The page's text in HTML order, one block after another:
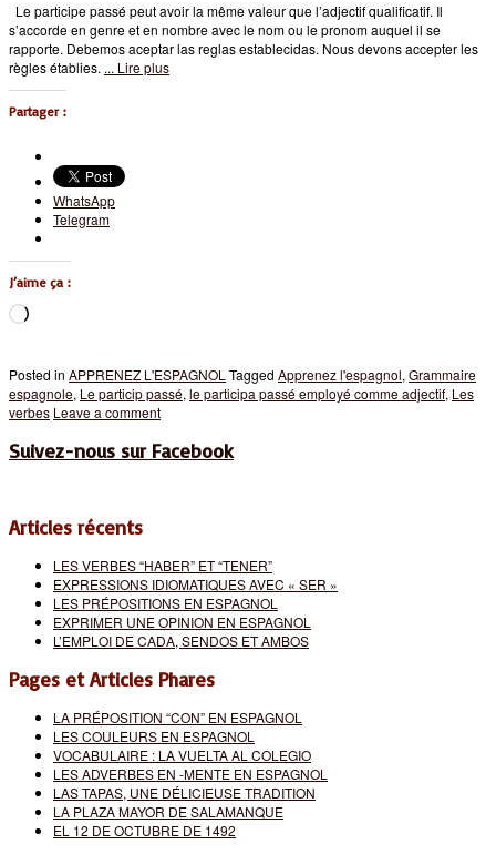
Le participe passé peut avoir la même valeur que l’adjectif qualificatif. Il
s’accorde en genre et en nombre avec le nom ou le pronom auquel il se
rapporte. Debemos aceptar las reglas establecidas. Nous devons accepter les
règles établies. ... Lire plus
Partager :
WhatsApp
Telegram
J’aime ça :
Chargement…
Posted in APPRENEZ L'ESPAGNOL Tagged Apprenez l'espagnol, Grammaire
espagnole, Le particip passé, le participa passé employé comme adjectif, Les
verbes Leave a comment
Suivez-nous sur Facebook
Articles récents
LES VERBES “HABER” ET “TENER”
EXPRESSIONS IDIOMATIQUES AVEC « SER »
LES PRÉPOSITIONS EN ESPAGNOL
EXPRIMER UNE OPINION EN ESPAGNOL
L’EMPLOI DE CADA, SENDOS ET AMBOS
Pages et Articles Phares
LA PRÉPOSITION “CON” EN ESPAGNOL
LES COULEURS EN ESPAGNOL
VOCABULAIRE : LA VUELTA AL COLEGIO
LES ADVERBES EN -MENTE EN ESPAGNOL
LAS TAPAS, UNE DÉLICIEUSE TRADITION
LA PLAZA MAYOR DE SALAMANQUE
EL 12 DE OCTUBRE DE 1492